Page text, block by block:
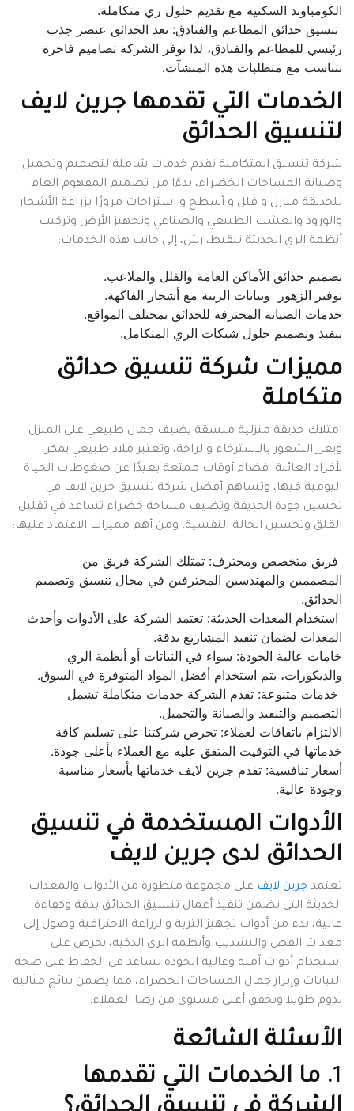
الكومباوند السكنيه مع تقديم حلول ري متكاملة.
تنسيق حدائق المطاعم والفنادق: تعد الحدائق عنصر جذب
رئيسي للمطاعم والفنادق، لذا توفر الشركة تصاميم فاخرة
تتناسب مع متطلبات هذه المنشآت.
الخدمات التي تقدمها جرين لايف
لتنسيق الحدائق
شركة تنسيق المتكاملة تقدم خدمات شاملة لتصميم وتجميل
وصيانة المساحات الخضراء، بدءًا من تصميم المفهوم العام
للحديقة منازل و فلل و أسطح و استراحات مرورًا بزراعة الأشجار
والورود والعشب الطبيعي والصناعي وتجهيز الأرض وتركيب
أنظمة الري الحديثة تنقيط، رش، إلى جانب هذه الخدمات:
تصميم حدائق الأماكن العامة والفلل والملاعب.
توفير الزهور ونباتات الزينة مع أشجار الفاكهة.
خدمات الصيانة المحترفة للحدائق بمختلف المواقع.
تنفيذ وتصميم حلول شبكات الري المتكامل.
مميزات شركة تنسيق حدائق
متكاملة
امتلاك حديقة منزلية منسقة يضيف جمال طبيعي على المنزل
ويعزز الشعور بالاسترخاء والراحة، وتعتبر ملاذ طبيعي يمكن
لأفراد العائلة قضاء أوقات ممتعة بعيدًا عن ضغوطات الحياة
اليومية فيها، وتساهم أفضل شركة تنسيق جرين لايف في
تحسين جودة الحديقة وتضيف مساحة خضراء تساعد في تقليل
القلق وتحسين الحالة النفسية، ومن أهم مميزات الاعتماد عليها:
فريق متخصص ومحترف: تمتلك الشركة فريق من
المصممين والمهندسين المحترفين في مجال تنسيق وتصميم
الحدائق.
استخدام المعدات الحديثة: تعتمد الشركة على الأدوات وأحدث
المعدات لضمان تنفيذ المشاريع بدقة.
خامات عالية الجودة: سواء في النباتات أو أنظمة الري
والديكورات، يتم استخدام أفضل المواد المتوفرة في السوق.
خدمات متنوعة: تقدم الشركة خدمات متكاملة تشمل
التصميم والتنفيذ والصيانة والتجميل.
الالتزام باتفاقات لعملاء: تحرص شركتنا على تسليم كافة
خدماتها في التوقيت المتفق عليه مع العملاء بأعلى جودة.
أسعار تنافسية: تقدم جرين لايف خدماتها بأسعار مناسبة
وجودة عالية.
الأدوات المستخدمة في تنسيق
الحدائق لدى جرين لايف
تعتمد جرين لايف على مجموعة متطورة من الأدوات والمعدات
الحديثة التي تضمن تنفيذ أعمال تنسيق الحدائق بدقة وكفاءة
عالية، بدء من أدوات تجهيز التربة والزراعة الاحترافية وصول إلى
معدات القص والتشذيب وأنظمة الري الذكية، نحرص على
استخدام أدوات آمنة وعالية الجودة تساعد في الحفاظ على صحة
النباتات وإبراز جمال المساحات الخضراء، مما يضمن نتائج مثالية
تدوم طويلا وتحقق أعلى مستوى من رضا العملاء.
الأسئلة الشائعة
1. ما الخدمات التي تقدمها